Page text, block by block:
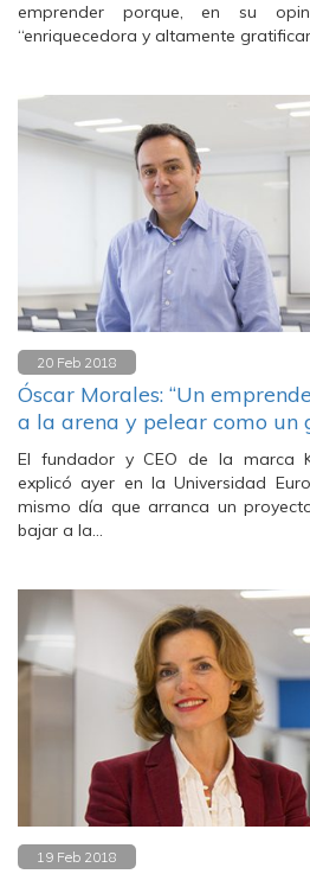
emprender porque, en su
“enriquecedora y altamente
20 Feb 2018
Óscar Morales: “Un
a la arena y pelear como un
El fundador y CEO de la marca
explicó ayer en la Universidad
mismo día que arranca un
bajar a la…
19 Feb 2018